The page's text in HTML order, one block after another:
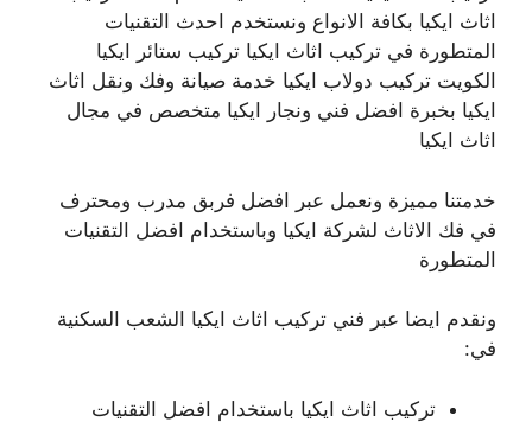
اثاث ايكيا بكافة الانواع ونستخدم احدث التقنيات
المتطورة في تركيب اثاث ايكيا تركيب ستائر ايكيا
الكويت تركيب دولاب ايكيا خدمة صيانة وفك ونقل اثاث
ايكيا بخبرة افضل فني ونجار ايكيا متخصص في مجال
اثاث ايكيا
خدمتنا مميزة ونعمل عبر افضل فربق مدرب ومحترف
في فك الاثاث لشركة ايكيا وباستخدام افضل التقنيات
المتطورة
ونقدم ايضا عبر فني تركيب اثاث ايكيا الشعب السكنية
في:
تركيب اثاث ايكيا باستخدام افضل التقنيات